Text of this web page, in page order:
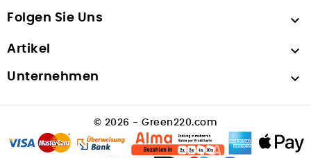
Folgen Sie Uns 
Artikel 
Unternehmen 
© 2026 - Green220.com